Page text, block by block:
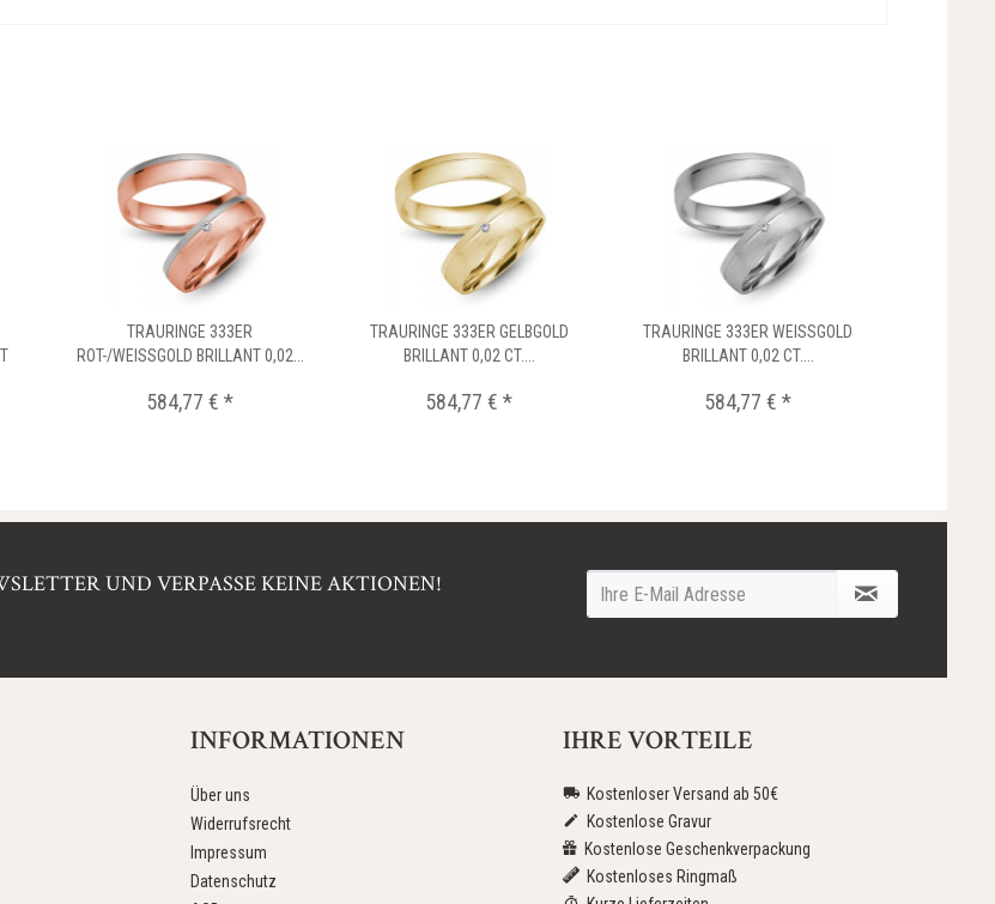
TRAURINGE 333ER
ROT-/WEISSGOLD BRILLANT 0,02...
584,77 € *
TRAURINGE 333ER GELBGOLD
BRILLANT 0,02 CT....
584,77 € *
TRAURINGE 333ER WEISSGOLD
BRILLANT 0,02 CT....
584,77 € *
UND VERPASSE KEINE AKTIONEN!
INFORMATIONEN
Über uns
Widerrufsrecht
Impressum
Datenschutz
IHRE VORTEILE
Kostenloser Versand ab 50€
Kostenlose Gravur
Kostenlose Geschenkverpackung
Kostenloses Ringmaß